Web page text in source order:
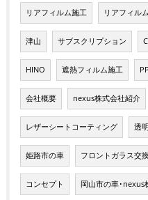
リアフィルム施工 リアフィルム
津山 サブスクリプション
HINO 遮熱フィルム施工
会社概要 nexus株式会社紹介
レザーシートコーティング 透
姫路市の車 フロントガラス交
コンセプト 岡山市の車･nexus